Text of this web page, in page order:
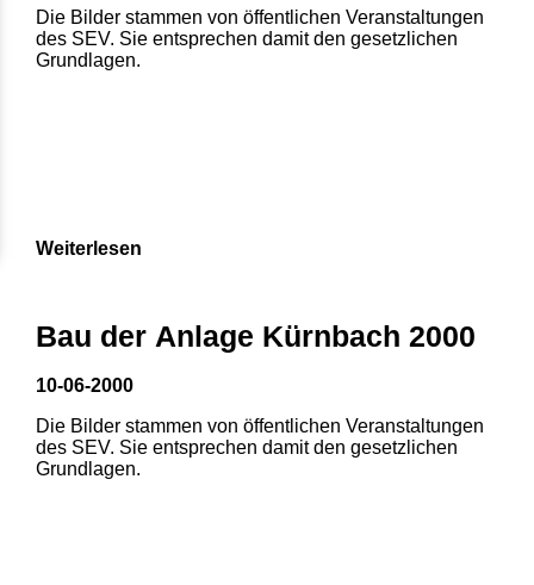
Die Bilder stammen von öffentlichen Veranstaltungen
des SEV. Sie entsprechen damit den gesetzlichen
Grundlagen.
Weiterlesen
Bau der Anlage Kürnbach 2000
10-06-2000
Die Bilder stammen von öffentlichen Veranstaltungen
des SEV. Sie entsprechen damit den gesetzlichen
Grundlagen.